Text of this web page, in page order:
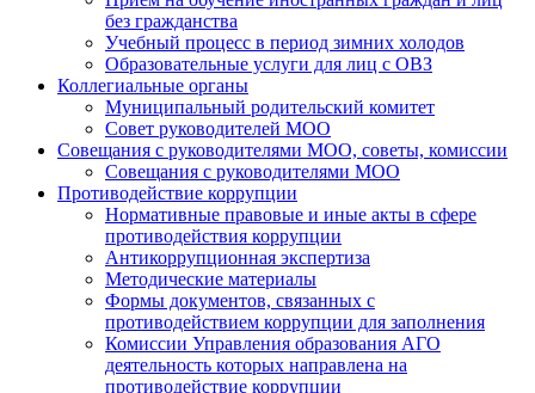
без гражданства
Учебный процесс в период зимних холодов
Образовательные услуги для лиц с ОВЗ
Коллегиальные органы
Муниципальный родительский комитет
Совет руководителей МОО
Совещания с руководителями МОО, советы, комиссии
Совещания с руководителями МОО
Противодействие коррупции
Нормативные правовые и иные акты в сфере
противодействия коррупции
Антикоррупционная экспертиза
Методические материалы
Формы документов, связанных с
противодействием коррупции для заполнения
Комиссии Управления образования АГО
деятельность которых направлена на
противодействие коррупции